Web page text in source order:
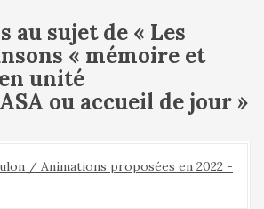
au sujet de « Les
« mémoire et
unité
ou accueil de jour »
/ Animations proposées en 2022 -